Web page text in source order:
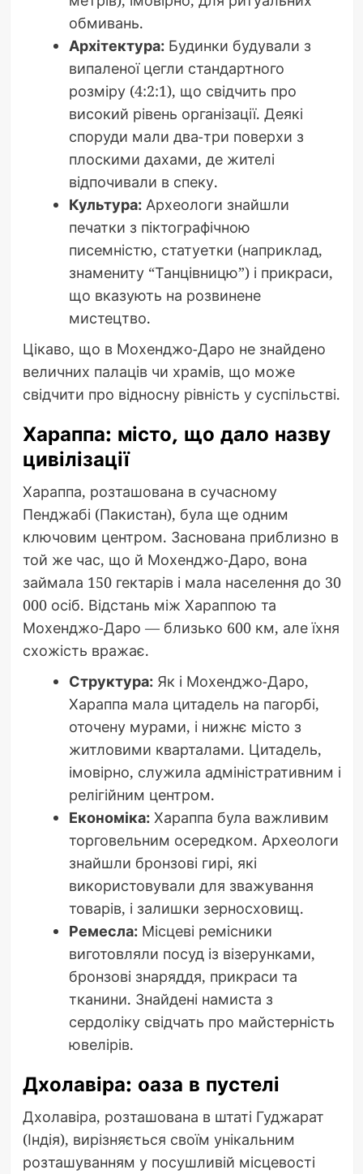
обмивань.
Архітектура:Будинки будували з
випаленої цегли стандартного
розміру (4:2:1), що свідчить про
високий рівень організації. Деякі
споруди мали два-три поверхи з
плоскими дахами, де жителі
відпочивали в спеку.
Культура:Археологи знайшли
печатки з піктографічною
писемністю, статуетки (наприклад,
знамениту “Танцівницю”) і прикраси,
що вказують на розвинене
мистецтво.
Цікаво, що в Мохенджо-Даро не знайдено
величних палаців чи храмів, що може
свідчити про відносну рівність у суспільстві.
Хараппа: місто, що дало назву
цивілізації
Хараппа, розташована в сучасному
Пенджабі (Пакистан), була ще одним
ключовим центром. Заснована приблизно в
той же час, що й Мохенджо-Даро, вона
займала 150 гектарів і мала населення до 30
000 осіб. Відстань між Хараппою та
Мохенджо-Даро — близько 600 км, але їхня
схожість вражає.
Структура:Як і Мохенджо-Даро,
Хараппа мала цитадель на пагорбі,
оточену мурами, і нижнє місто з
житловими кварталами. Цитадель,
імовірно, служила адміністративним і
релігійним центром.
Економіка:Хараппа була важливим
торговельним осередком. Археологи
знайшли бронзові гирі, які
використовували для зважування
товарів, і залишки зерносховищ.
Ремесла:Місцеві ремісники
виготовляли посуд із візерунками,
бронзові знаряддя, прикраси та
тканини. Знайдені намиста з
сердоліку свідчать про майстерність
ювелірів.
Дхолавіра: оаза в пустелі
Дхолавіра, розташована в штаті Гуджарат
(Індія), вирізняється своїм унікальним
розташуванням у посушливій місцевості